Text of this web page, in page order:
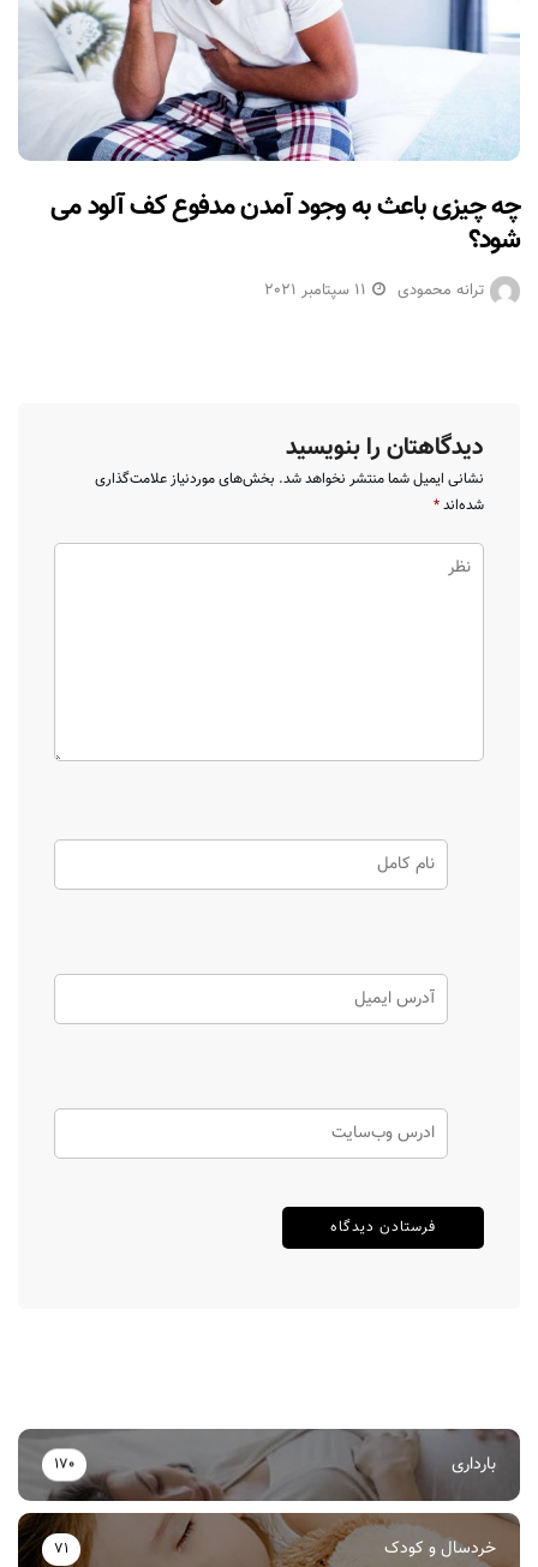
چه چیزی باعث به وجود آمدن مدفوع کف آلود می
شود؟
ترانه محمودی 11 سپتامبر 2021
دیدگاهتان را بنویسید
نشانی ایمیل شما منتشر نخواهد شد. بخش‌های موردنیاز علامت‌گذاری
شده‌اند*
بارداری 170
خردسال و کودک 71